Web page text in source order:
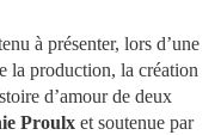
à présenter, lors d’une
la production, la création
d’amour de deux
Proulx et soutenue par